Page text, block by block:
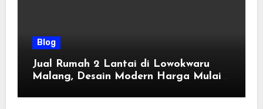
Blog
Jual Rumah 2 Lantai di Lowokwaru
Malang, Desain Modern Harga Mulai